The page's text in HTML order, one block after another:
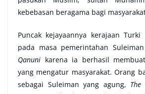
kebebasan beragama bagi
Puncak kejayaannya kerajaan
pada masa pemerintahan
Qanuni karena ia berhasil
yang mengatur masyarakat. Orang
sebagai Suleiman yang agung, The